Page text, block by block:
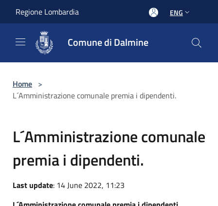
Regione Lombardia ENG
Comune di Dalmine
Home >
L´Amministrazione comunale premia i dipendenti.
L´Amministrazione comunale
premia i dipendenti.
Last update: 14 June 2022, 11:23